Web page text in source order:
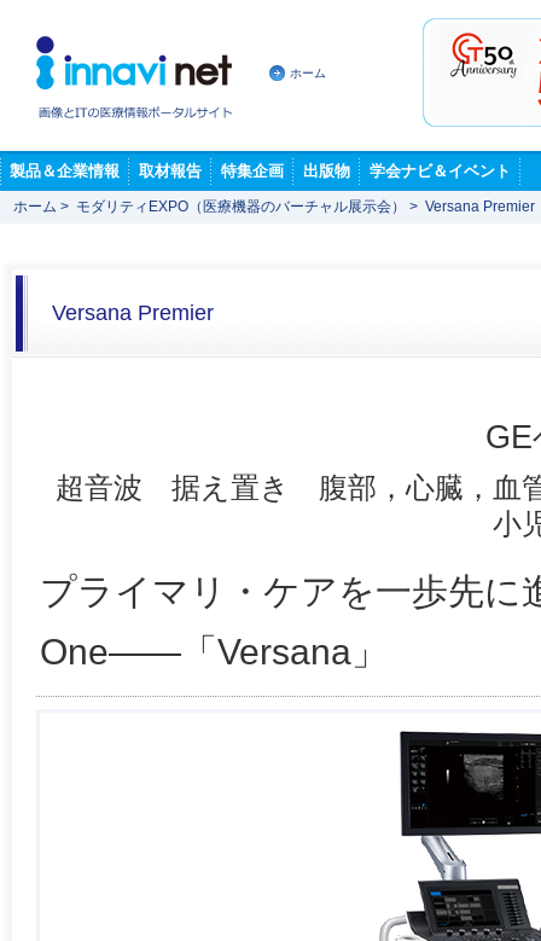
ホーム
製品＆企業情報 取材報告 特集企画 出版物 学会ナビ＆イベント
ホーム > モダリティEXPO（医療機器のバーチャル展示会） > Versana Premier
Versana Premier
超音波 据え置き 腹部，心臓，血
小
プライマリ・ケアを一歩先に
One――「Versana」